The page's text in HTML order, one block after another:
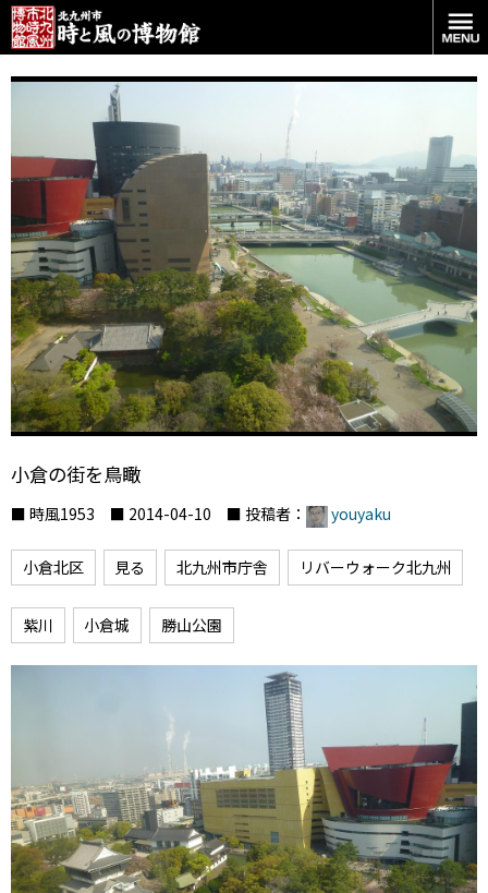
リバーウォークと紫川
小倉の街を鳥瞰
■ 時風1953 ■ 2014-04-10 ■ 投稿者： youyaku
小倉北区 見る 北九州市庁舎 リバーウォーク北九州
紫川 小倉城 勝山公園